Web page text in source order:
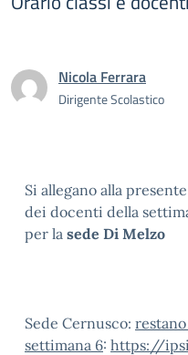
Nicola Ferrara
Dirigente Scolastico
Si allegano alla
dei docenti della
per la sede Di Melzo
Sede Cernusco:
settimana 6: https://